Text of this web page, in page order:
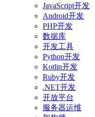
JavaScript开发
Android开发
PHP开发
数据库
开发工具
Python开发
Kotlin开发
Ruby开发
.NET开发
开放平台
服务器运维